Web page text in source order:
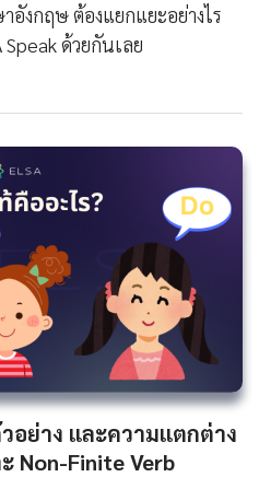
อังกฤษ ต้องแยกแยะอย่างไร
Speak ด้วยกันเลย
อย่าง และความแตกต่าง
Non-Finite Verb